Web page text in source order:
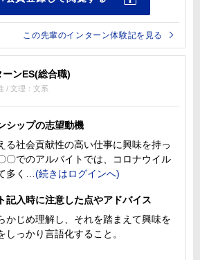
この先輩のインターン体験記を見る
ーンES(総合職)
/ 文理：文系
シップの志望動機
る社会貢献性の高い仕事に興味を持っ
〇でのアルバイトでは、コロナウイル
多く
記入時に注意した点やアドバイス
かじめ理解し、それを踏まえて興味を
しっかり言語化すること。